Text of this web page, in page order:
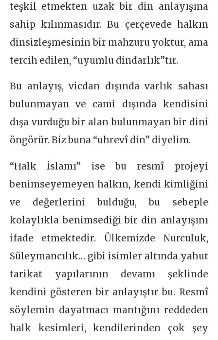
teşkil etmekten uzak bir din anlayışına
sahip kılınmasıdır. Bu çerçevede halkın
dinsizleşmesinin bir mahzuru yoktur, ama
tercih edilen, “uyumlu dindarlık”tır.
Bu anlayış, vicdan dışında varlık sahası
bulunmayan ve cami dışında kendisini
dışa vurduğu bir alan bulunmayan bir dini
öngörür. Biz buna “uhrevî din” diyelim.
“Halk İslamı” ise bu resmî projeyi
benimseyemeyen halkın, kendi kimliğini
ve değerlerini bulduğu, bu sebeple
kolaylıkla benimsediği bir din anlayışını
ifade etmektedir. Ülkemizde Nurculuk,
Süleymancılık… gibi isimler altında yahut
tarikat yapılarının devamı şeklinde
kendini gösteren bir anlayıştır bu. Resmî
söylemin dayatmacı mantığını reddeden
halk kesimleri, kendilerinden çok şey